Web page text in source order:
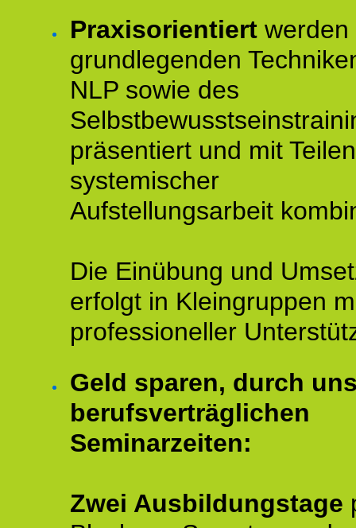
Praxisorientiert werden
grundlegenden
NLP sowie des
präsentiert und mit Teilen
systemischer
Aufstellungsarbeit
Die Einübung und
erfolgt in Kleingruppen
professioneller
Geld sparen, durch
berufsverträglichen
Seminarzeiten:
Zwei Ausbildungstage